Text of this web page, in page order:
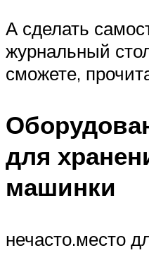
А сделать
журнальный
сможете,
для
машинки
нечасто.место